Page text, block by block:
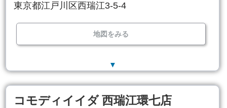
東京都江戸川区西瑞江3-5-4
地図をみる
▼
コモディイイダ 西瑞江環七店